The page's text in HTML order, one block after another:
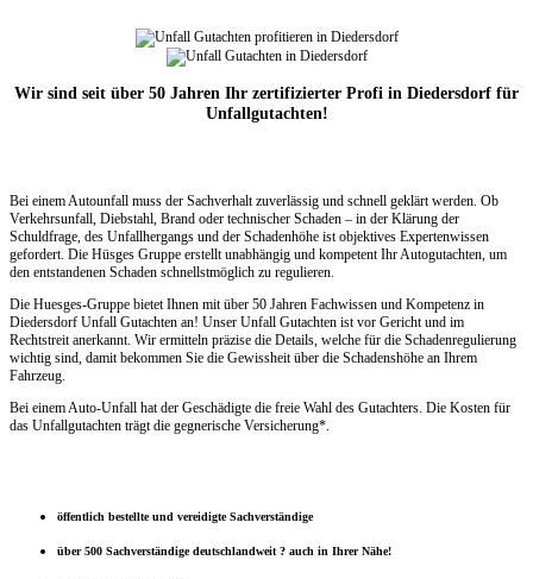
Wir sind seit über 50 Jahren Ihr zertifizierter Profi in Diedersdorf für
Unfallgutachten!
Bei einem Autounfall muss der Sachverhalt zuverlässig und schnell geklärt werden. Ob
Verkehrsunfall, Diebstahl, Brand oder technischer Schaden – in der Klärung der
Schuldfrage, des Unfallhergangs und der Schadenhöhe ist objektives Expertenwissen
gefordert. Die Hüsges Gruppe erstellt unabhängig und kompetent Ihr Autogutachten, um
den entstandenen Schaden schnellstmöglich zu regulieren.
Die Huesges-Gruppe bietet Ihnen mit über 50 Jahren Fachwissen und Kompetenz in
Diedersdorf Unfall Gutachten an! Unser Unfall Gutachten ist vor Gericht und im
Rechtstreit anerkannt. Wir ermitteln präzise die Details, welche für die Schadenregulierung
wichtig sind, damit bekommen Sie die Gewissheit über die Schadenshöhe an Ihrem
Fahrzeug.
Bei einem Auto-Unfall hat der Geschädigte die freie Wahl des Gutachters. Die Kosten für
das Unfallgutachten trägt die gegnerische Versicherung*.
öffentlich bestellte und vereidigte Sachverständige
über 500 Sachverständige deutschlandweit ? auch in Ihrer Nähe!